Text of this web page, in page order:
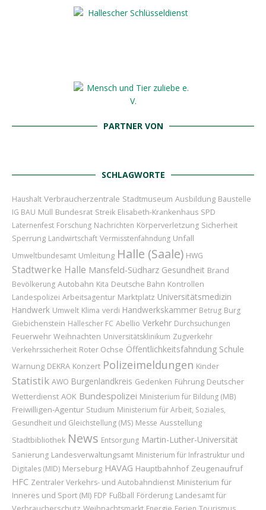
PARTNER VON
SCHLAGWORTE
Haushalt Verbraucherzentrale Stadtmuseum Ausbildung Baustelle
IG BAU Müll Bundesrat Streik Elisabeth-Krankenhaus SPD
Laternenfest Forschung Nachrichten Körperverletzung Sicherheit
Sperrung Landwirtschaft Vermisstenfahndung Unfall
Umweltbundesamt Umleitung Halle (Saale) HWG
Stadtwerke Halle Mansfeld-Südharz Gesundheit Brand
Bevölkerung Autobahn Kita Deutsche Bahn Kontrollen
Landespolizei Arbeitsagentur Marktplatz Universitätsmedizin
Handwerk Umwelt Klima verdi Handwerkskammer Betrug Burg
Giebichenstein Hallescher FC Abellio Verkehr Durchsuchungen
Feuerwehr Weihnachten Universitätsklinikum Zugverkehr
Verkehrssicherheit Roter Ochse Öffentlichkeitsfahndung Schule
Warnung DEKRA Konzert Polizeimeldungen Kinder
Statistik AWO Burgenlandkreis Gedenken Führung Deutscher
Wetterdienst AOK Bundespolizei Ministerium für Bildung (MB)
Freiwilligen-Agentur Studium Ministerium für Arbeit, Soziales,
Gesundheit und Gleichstellung (MS) Messe Ausstellung
Stadtbibliothek News Entsorgung Martin-Luther-Universität
Sanierung Landesverwaltungsamt Ministerium für Infrastruktur und
Digitales (MID) Merseburg HAVAG Hauptbahnhof Zeugenaufruf
HFC Zentraler Verkehrs- und Autobahndienst Ministerium für
Inneres und Sport (MI) FDP Fußball Förderung Landesamt für